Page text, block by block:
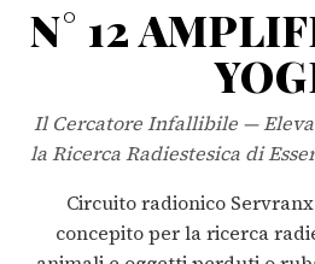
N° 12
Il Cercatore Infallibile —
la Ricerca Radiestesica di
Circuito radionico
concepito per la ricerca